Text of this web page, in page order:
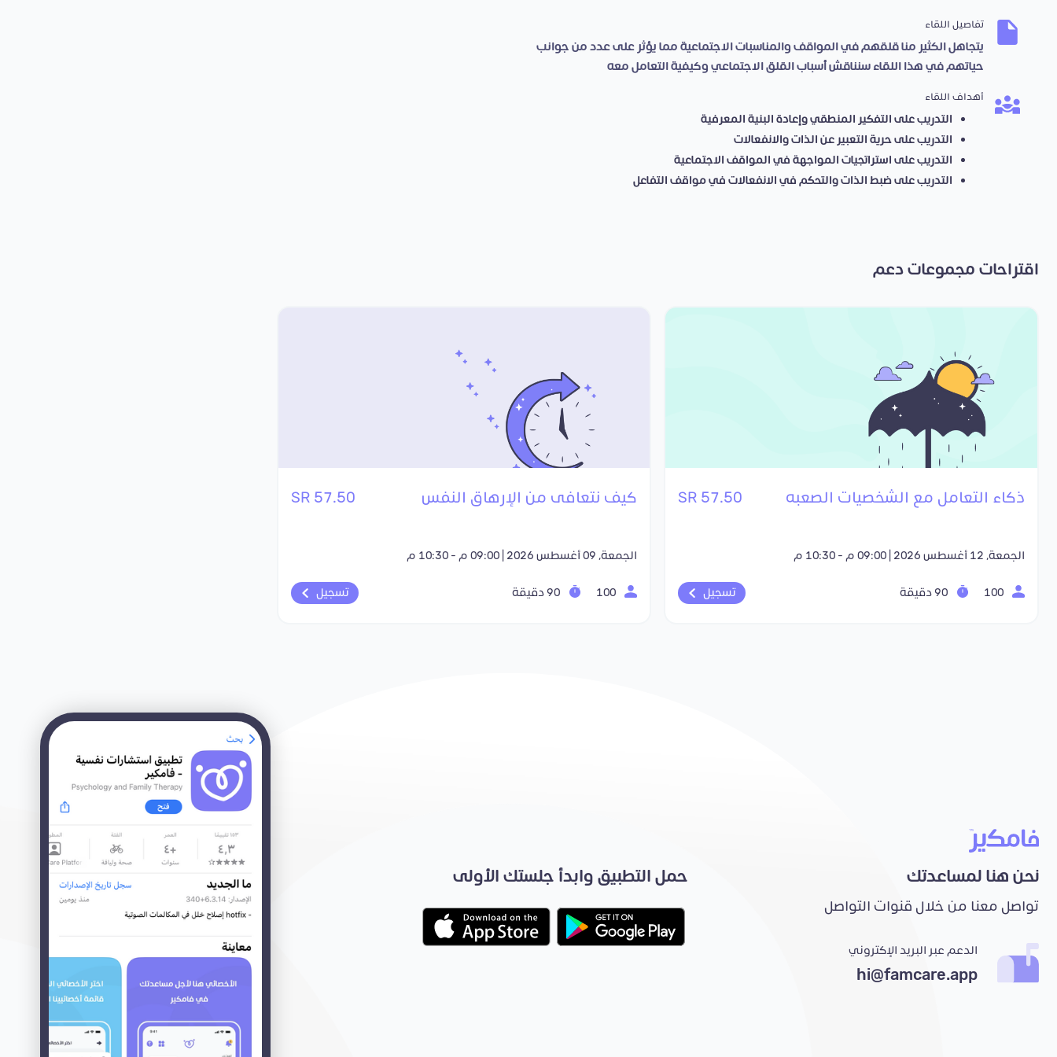
تفاصيل اللقاء
يتجاهل الكثير منا قلقهم في المواقف والمناسبات الاجتماعية مما يؤثر على عدد من جوانب
حياتهم في هذا اللقاء سنناقش أسباب القلق الاجتماعي وكيفية التعامل معه
أهداف اللقاء
التدریب على التفكیر المنطقي وإعادة البنیة المعرفیة
التدریب على حریة التعبیر عن الذات والانفعالات
التدریب على استراتجیات المواجھة في المواقف الاجتماعیة
التدریب على ضبط الذات والتحكم في الانفعالات في مواقف التفاعل
اقتراحات مجموعات دعم
ذكاء التعامل مع الشخصيات الصعبه 57.50 SR
الجمعة, 12 أغسطس 2026 | 09:00 م - 10:30 م
تسجيل
كيف نتعافى من الإرهاق النفس 57.50 SR
الجمعة, 09 أغسطس 2026 | 09:00 م - 10:30 م
تسجيل
نحن هنا لمساعدتك
تواصل معنا من خلال قنوات التواصل
الدعم عبر البريد الإكتروني
hi@famcare.app
حمل التطبيق وابدأ جلستك الأولى